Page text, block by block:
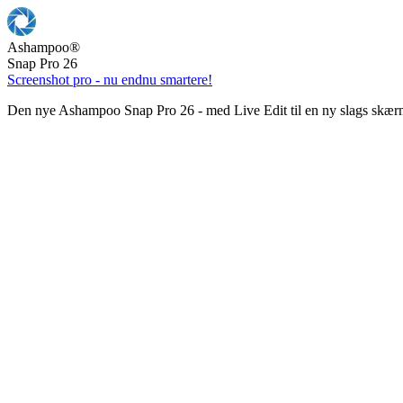
Ashampoo®
Snap Pro 26
Screenshot pro - nu endnu smartere!
Den nye Ashampoo Snap Pro 26 - med Live Edit til en ny slags